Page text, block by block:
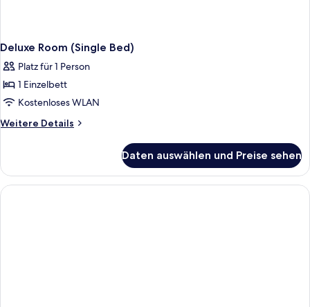
Deluxe Room (Single Bed)
Platz für 1 Person
1 Einzelbett
Kostenloses WLAN
Weitere Details
Weitere
Room
(Single
Bed)
Daten auswählen und Preise sehen